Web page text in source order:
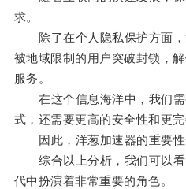
求。
除了在个人隐私保护方面，
被地域限制的用户突破封锁，
服务。
在这个信息海洋中，我们需
式，还需要更高的安全性和更完
因此，洋葱加速器的重要性
综合以上分析，我们可以看
代中扮演着非常重要的角色。